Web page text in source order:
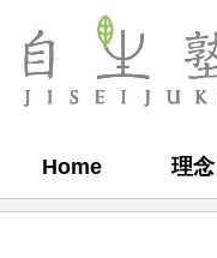
自
Home 理念